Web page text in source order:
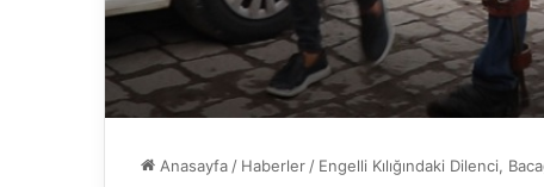
Anasayfa/ Haberler/ Engelli Kılığındaki Dilenci,